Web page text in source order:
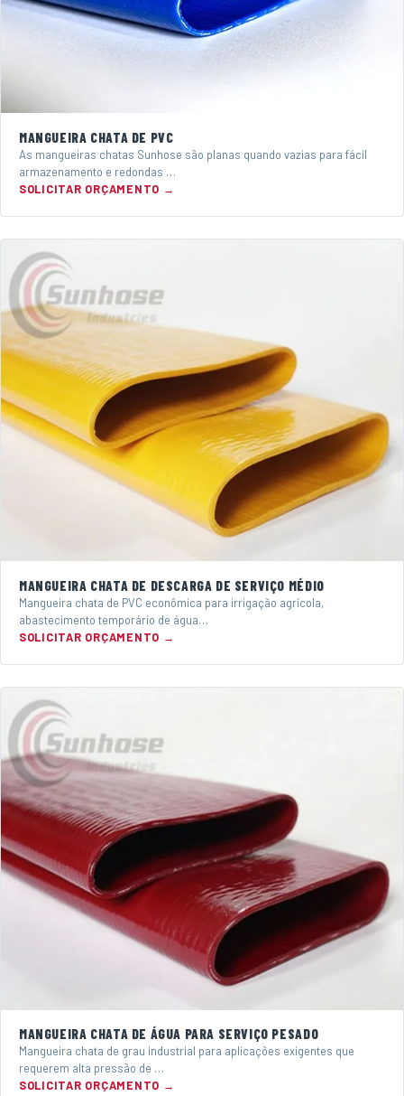
MANGUEIRA CHATA DE PVC
As mangueiras chatas Sunhose são planas quando vazias para fácil
armazenamento e redondas …
SOLICITAR ORÇAMENTO →
MANGUEIRA CHATA DE DESCARGA DE SERVIÇO MÉDIO
Mangueira chata de PVC econômica para irrigação agrícola,
abastecimento temporário de água…
SOLICITAR ORÇAMENTO →
MANGUEIRA CHATA DE ÁGUA PARA SERVIÇO PESADO
Mangueira chata de grau industrial para aplicações exigentes que
requerem alta pressão de …
SOLICITAR ORÇAMENTO →